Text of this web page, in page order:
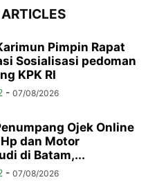
Pimpin Rapat
Sosialisasi pedoman
KPK RI
- 07/08/2026
Ojek Online
dan Motor
di Batam,...
- 07/08/2026